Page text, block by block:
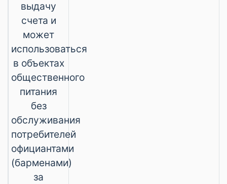
выдачу
счета и
может
использоваться
в объектах
общественного
питания
без
обслуживания
потребителей
официантами
(барменами)
за